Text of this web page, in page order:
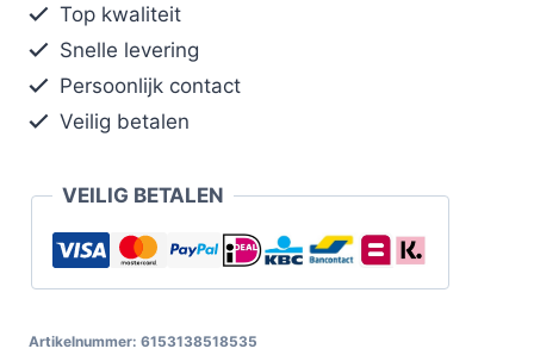
Top kwaliteit
Snelle levering
Persoonlijk contact
Veilig betalen
VEILIG BETALEN
Artikelnummer: 6153138518535